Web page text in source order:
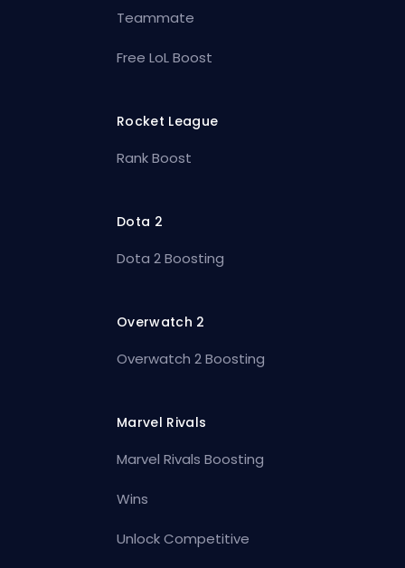
Teammate
Free LoL Boost
Rocket League
Rank Boost
Dota 2
Dota 2 Boosting
Overwatch 2
Overwatch 2 Boosting
Marvel Rivals
Marvel Rivals Boosting
Wins
Unlock Competitive